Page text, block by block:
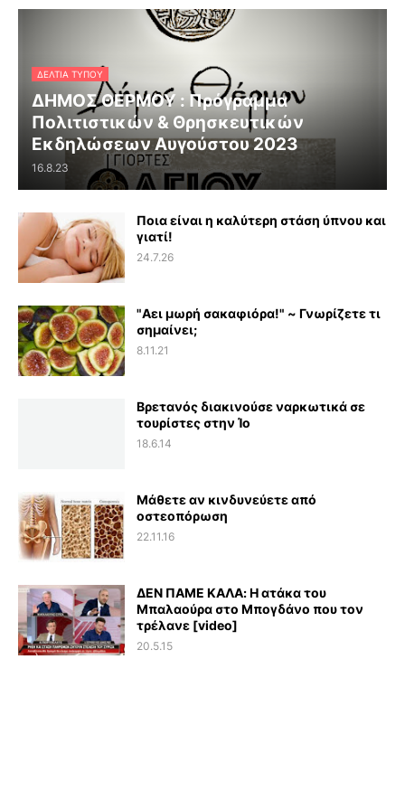
ΔΕΛΤΊΑ ΤΎΠΟΥ
ΔΗΜΟΣ ΘΕΡΜΟΥ : Πρόγραμμα
Πολιτιστικών & Θρησκευτικών
Εκδηλώσεων Αυγούστου 2023
16.8.23
Ποια είναι η καλύτερη στάση ύπνου και
γιατί!
24.7.26
"Αει μωρή σακαφιόρα!" ~ Γνωρίζετε τι
σημαίνει;
8.11.21
Βρετανός διακινούσε ναρκωτικά σε
τουρίστες στην Ίο
18.6.14
Μάθετε αν κινδυνεύετε από
οστεοπόρωση
22.11.16
ΔΕΝ ΠΑΜΕ ΚΑΛΑ: Η ατάκα του
Μπαλαούρα στο Μπογδάνο που τον
τρέλανε [video]
20.5.15